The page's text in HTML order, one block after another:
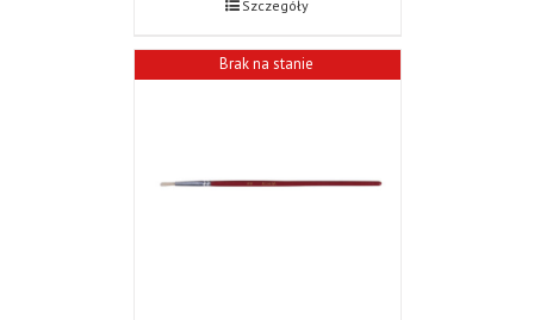
Szczegóły
Brak na stanie